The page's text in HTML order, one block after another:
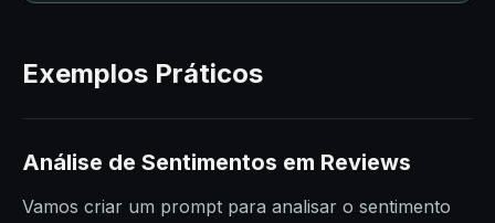
Exemplos Práticos
Análise de Sentimentos em Reviews
Vamos criar um prompt para analisar o sentimento